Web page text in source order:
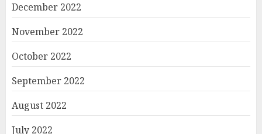
December 2022
November 2022
October 2022
September 2022
August 2022
July 2022